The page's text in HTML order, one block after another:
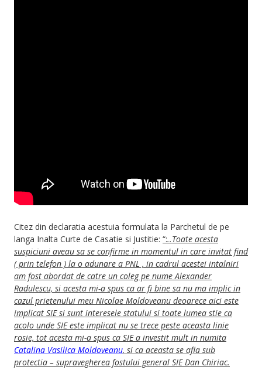
Citez din declaratia acestuia formulata la Parchetul de pe
langa Inalta Curte de Casatie si Justitie: “:..Toate acesta
suspiciuni aveau sa se confirme in momentul in care invitat find
( prin telefon ) la o adunare a PNL , in cadrul acestei intalniri
am fost abordat de catre un coleg pe nume Alexander
Radulescu, si acesta mi-a spus ca ar fi bine sa nu ma implic in
cazul prietenului meu Nicolae Moldoveanu deoarece aici este
implicat SIE si sunt interesele statului si toate lumea stie ca
acolo unde SIE este implicat nu se trece peste aceasta linie
rosie, tot acesta mi-a spus ca SIE a investit mult in numita
Catalina Vasilica Moldoveanu, si ca aceasta se afla sub
protectia – supravegherea fostului general SIE Dan Chiriac.